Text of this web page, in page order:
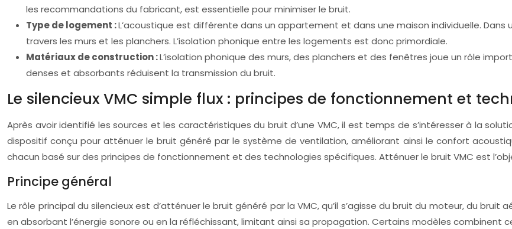
les recommandations du fabricant, est essentielle pour minimiser le bruit.
Type de logement :L’acoustique est différente dans un appartement et dans une maison individuelle.
travers les murs et les planchers. L’isolation phonique entre les logements est donc primordiale.
Matériaux de construction :L’isolation phonique des murs, des planchers et des fenêtres joue un rôle
denses et absorbants réduisent la transmission du bruit.
Le silencieux VMC simple flux : principes de fonctionnement et
Après avoir identifié les sources et les caractéristiques du bruit d’une VMC, il est temps de s’intéresser à la
dispositif conçu pour atténuer le bruit généré par le système de ventilation, améliorant ainsi le confort
chacun basé sur des principes de fonctionnement et des technologies spécifiques. Atténuer le bruit VMC est
Principe général
Le rôle principal du silencieux est d’atténuer le bruit généré par la VMC, qu’il s’agisse du bruit du moteur, du
en absorbant l’énergie sonore ou en la réfléchissant, limitant ainsi sa propagation. Certains modèles combinent